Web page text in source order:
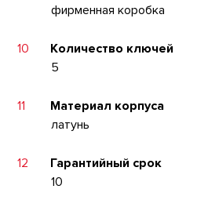
фирменная коробка
10
Количество ключей
5
11
Материал корпуса
латунь
12
Гарантийный срок
10